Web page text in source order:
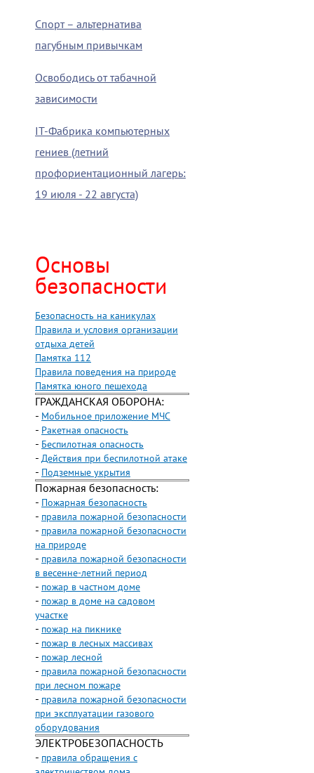
Спорт – альтернатива
пагубным привычкам
Освободись от табачной
зависимости
IT-Фабрика компьютерных
гениев (летний
профориентационный лагерь:
19 июля - 22 августа)
Основы
безопасности
Безопасность на каникулах
Правила и условия организации
отдыха детей
Памятка 112
Правила поведения на природе
Памятка юного пешехода
ГРАЖДАНСКАЯ ОБОРОНА:
- Мобильное приложение МЧС
- Ракетная опасность
- Беспилотная опасность
- Действия при беспилотной атаке
- Подземные укрытия
Пожарная безопасность:
- Пожарная безопасность
- правила пожарной безопасности
- правила пожарной безопасности
на природе
- правила пожарной безопасности
в весенне-летний период
- пожар в частном доме
- пожар в доме на садовом
участке
- пожар на пикнике
- пожар в лесных массивах
- пожар лесной
- правила пожарной безопасности
при лесном пожаре
- правила пожарной безопасности
при эксплуатации газового
оборудования
ЭЛЕКТРОБЕЗОПАСНОСТЬ
- правила обращения с